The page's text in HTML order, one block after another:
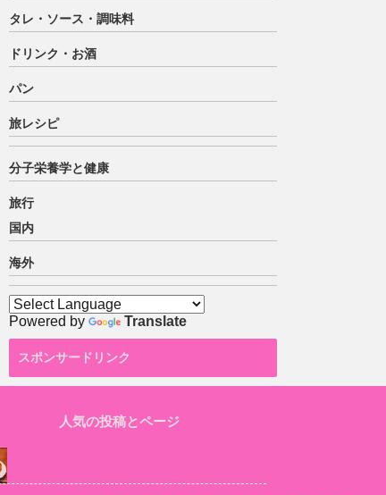
タレ・ソース・調味料
ドリンク・お酒
パン
旅レシピ
分子栄養学と健康
旅行
国内
海外
Powered by Translate
スポンサードリンク
人気の投稿とページ